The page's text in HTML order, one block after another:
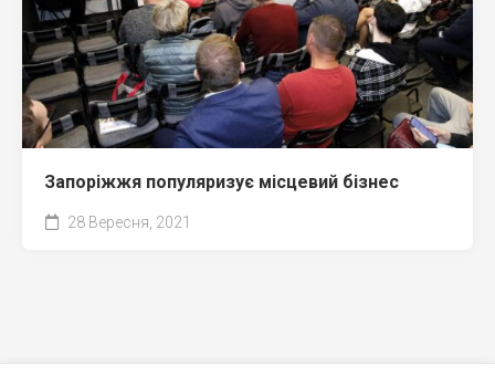
Запоріжжя популяризує місцевий бізнес
28 Вересня, 2021